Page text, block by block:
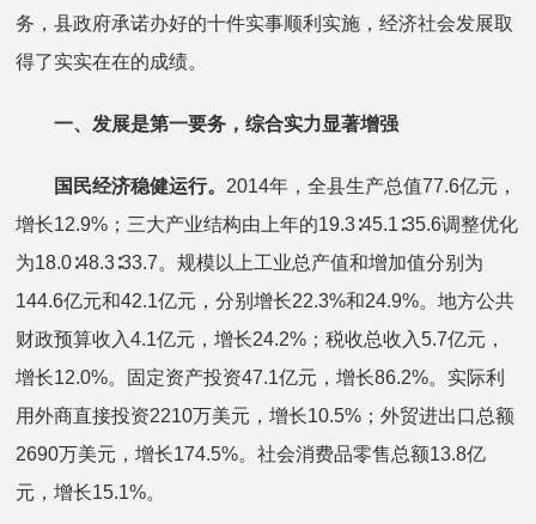
务，县政府承诺办好的十件实事顺利实施，经济社会发展取
得了实实在在的成绩。
一、发展是第一要务，综合实力显著增强
国民经济稳健运行。 2014年，全县生产总值77.6亿元，
增长12.9%；三大产业结构由上年的19.3∶45.1∶35.6调整优化
为18.0∶48.3∶33.7。规模以上工业总产值和增加值分别为
144.6亿元和42.1亿元，分别增长22.3%和24.9%。地方公共
财政预算收入4.1亿元，增长24.2%；税收总收入5.7亿元，
增长12.0%。固定资产投资47.1亿元，增长86.2%。实际利
用外商直接投资2210万美元，增长10.5%；外贸进出口总额
2690万美元，增长174.5%。社会消费品零售总额13.8亿
元，增长15.1%。